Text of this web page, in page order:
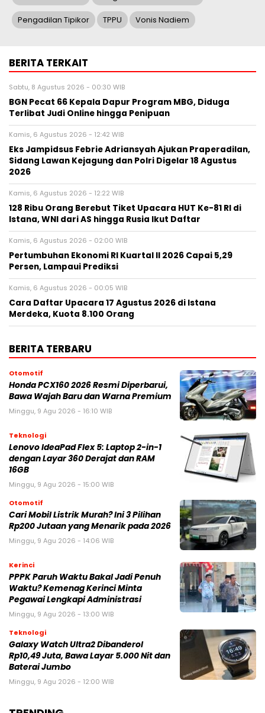
Pengadilan Tipikor TPPU Vonis Nadiem
BERITA TERKAIT
Sabtu, 8 Agustus 2026 - 00:30 WIB
BGN Pecat 66 Kepala Dapur Program MBG, Diduga
Terlibat Judi Online hingga Penipuan
Kamis, 6 Agustus 2026 - 12:42 WIB
Eks Jampidsus Febrie Adriansyah Ajukan Praperadilan,
Sidang Lawan Kejagung dan Polri Digelar 18 Agustus
2026
Kamis, 6 Agustus 2026 - 12:22 WIB
128 Ribu Orang Berebut Tiket Upacara HUT Ke-81 RI di
Istana, WNI dari AS hingga Rusia Ikut Daftar
Kamis, 6 Agustus 2026 - 02:00 WIB
Pertumbuhan Ekonomi RI Kuartal II 2026 Capai 5,29
Persen, Lampaui Prediksi
Kamis, 6 Agustus 2026 - 00:05 WIB
Cara Daftar Upacara 17 Agustus 2026 di Istana
Merdeka, Kuota 8.100 Orang
BERITA TERBARU
Otomotif
Honda PCX160 2026 Resmi Diperbarui,
Bawa Wajah Baru dan Warna Premium
Minggu, 9 Agu 2026 - 16:10 WIB
Teknologi
Lenovo IdeaPad Flex 5: Laptop 2-in-1
dengan Layar 360 Derajat dan RAM
16GB
Minggu, 9 Agu 2026 - 15:00 WIB
Otomotif
Cari Mobil Listrik Murah? Ini 3 Pilihan
Rp200 Jutaan yang Menarik pada 2026
Minggu, 9 Agu 2026 - 14:06 WIB
Kerinci
PPPK Paruh Waktu Bakal Jadi Penuh
Waktu? Kemenag Kerinci Minta
Pegawai Lengkapi Administrasi
Minggu, 9 Agu 2026 - 13:00 WIB
Teknologi
Galaxy Watch Ultra2 Dibanderol
Rp10,49 Juta, Bawa Layar 5.000 Nit dan
Baterai Jumbo
Minggu, 9 Agu 2026 - 12:00 WIB